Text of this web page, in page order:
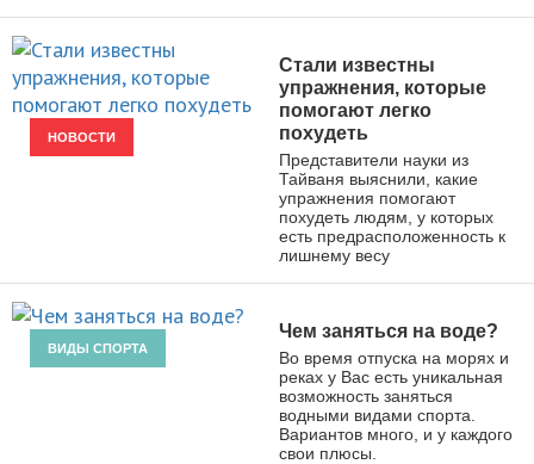
НОВОСТИ
Стали известны
упражнения, которые
помогают легко
похудеть
Представители науки из
Тайваня выяснили, какие
упражнения помогают
похудеть людям, у которых
есть предрасположенность к
лишнему весу
ВИДЫ СПОРТА
Чем заняться на воде?
Во время отпуска на морях и
реках у Вас есть уникальная
возможность заняться
водными видами спорта.
Вариантов много, и у каждого
свои плюсы.